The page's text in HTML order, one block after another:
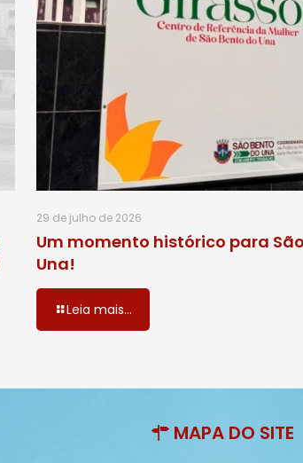
29 de julho de 2026
Um momento histórico para
Una!
Leia mais...
MAPA DO SITE